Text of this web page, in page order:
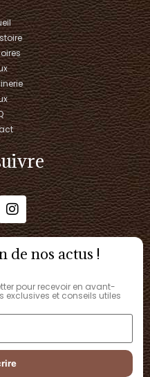
de nos actus !
pour recevoir en avant-
exclusives et conseils utiles